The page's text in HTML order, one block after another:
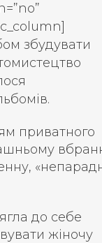
збудувати
приватного
до себе
жіночу